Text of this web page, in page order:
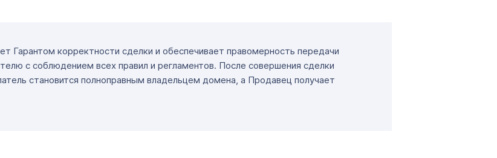
Гарантом корректности сделки и обеспечивает правомерность передачи
с соблюдением всех правил и регламентов. После совершения сделки
становится полноправным владельцем домена, а Продавец получает